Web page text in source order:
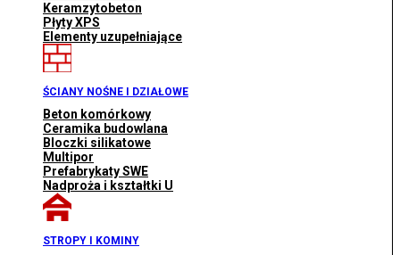
Keramzytobeton
Płyty XPS
Elementy uzupełniające
ŚCIANY NOŚNE I DZIAŁOWE
Beton komórkowy
Ceramika budowlana
Bloczki silikatowe
Multipor
Prefabrykaty SWE
Nadproża i kształtki U
STROPY I KOMINY